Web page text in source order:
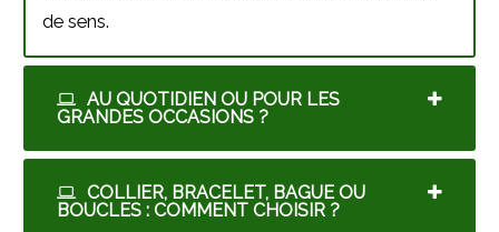
de sens.
AU QUOTIDIEN OU POUR LES
GRANDES OCCASIONS ?
COLLIER, BRACELET, BAGUE OU
BOUCLES : COMMENT CHOISIR ?